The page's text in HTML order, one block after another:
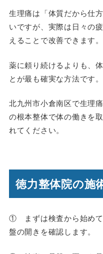
生理痛は「体質だから仕
いですが、実際は日々の
えることで改善できます。
薬に頼り続けるよりも、
とが最も確実な方法です。
北九州市小倉南区で生理
の根本整体で体の働きを
れてください。
徳力整体院の施
① まずは検査から始めて
盤の開きを確認します。